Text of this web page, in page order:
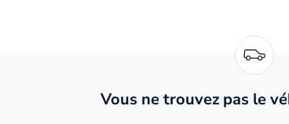
Vous ne trouvez pas le